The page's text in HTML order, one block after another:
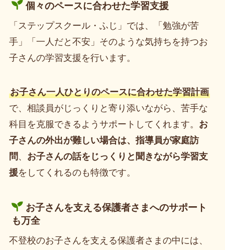
個々のペースに合わせた学習支援
「ステップスクール・ふじ」では、「勉強が苦
手」「一人だと不安」そのような気持ちを持つお
子さんの学習支援を行います。
お子さん一人ひとりのペースに合わせた学習計画
で、相談員がじっくりと寄り添いながら、苦手な
科目を克服できるようサポートしてくれます。 お
子さんの外出が難しい場合は、指導員が家庭訪
問 、 お子さんの話をじっくりと聞きながら学習支
援をしてくれるのも特徴です。
お子さんを支える保護者さまへのサポート
も万全
不登校のお子さんを支える保護者さまの中には、